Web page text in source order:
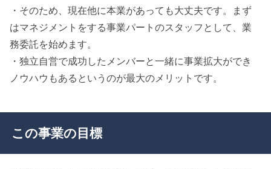
・そのため、現在他に本業があっても大丈夫です。まず
はマネジメントをする事業パートのスタッフとして、業
務委託を始めます。
・独立自営で成功したメンバーと一緒に事業拡大ができ
ノウハウもあるというのが最大のメリットです。
この事業の目標